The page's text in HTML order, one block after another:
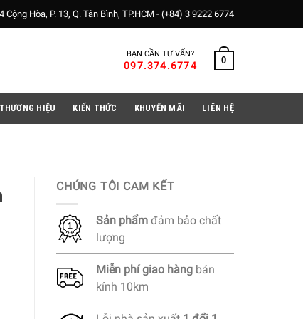
Cộng Hòa, P. 13, Q. Tân Bình, TP.HCM -(+84) 3 9222 6774
BẠN CẦN TƯ VẤN?
097.374.6774 0
THƯƠNG HIỆU KIẾN THỨC KHUYẾN MÃI LIÊN HỆ
CHÚNG TÔI CAM KẾT
Sản phẩm đảm bảo chất
lượng
Miễn phígiao hàng bán
kính 10km